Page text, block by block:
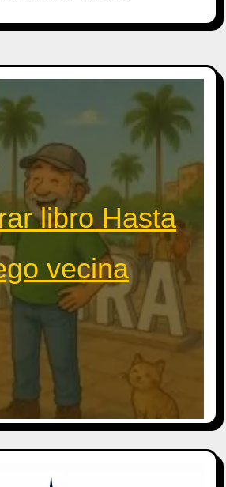
libro Hasta
vecina